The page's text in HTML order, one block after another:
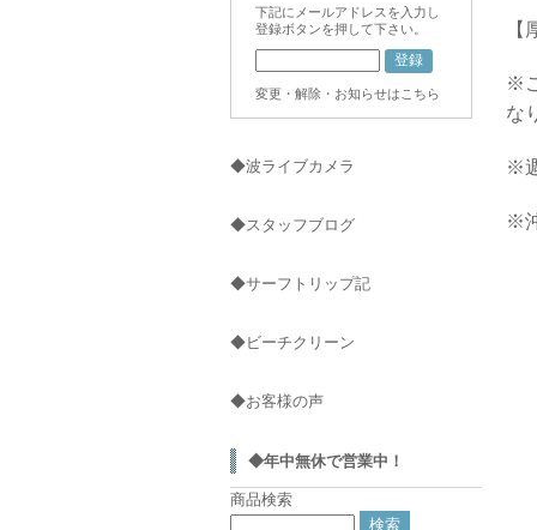
※
な
※
※
下記にメールアドレスを入力し
登録ボタンを押して下さい。
変更・解除・お知らせはこちら
◆波ライブカメラ
◆スタッフブログ
◆サーフトリップ記
◆ビーチクリーン
◆お客様の声
◆年中無休で営業中！
商品検索